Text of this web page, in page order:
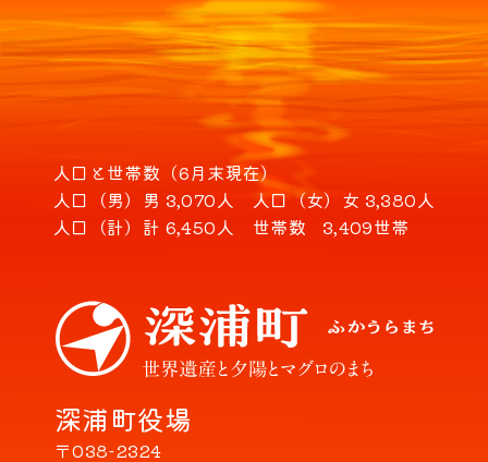
深浦町役場
〒038-2324
人口と世帯数（6月末現在）
人口（男） 男 3,070人 人口（女） 女 3,380人
人口（計） 計 6,450人 世帯数 3,409世帯